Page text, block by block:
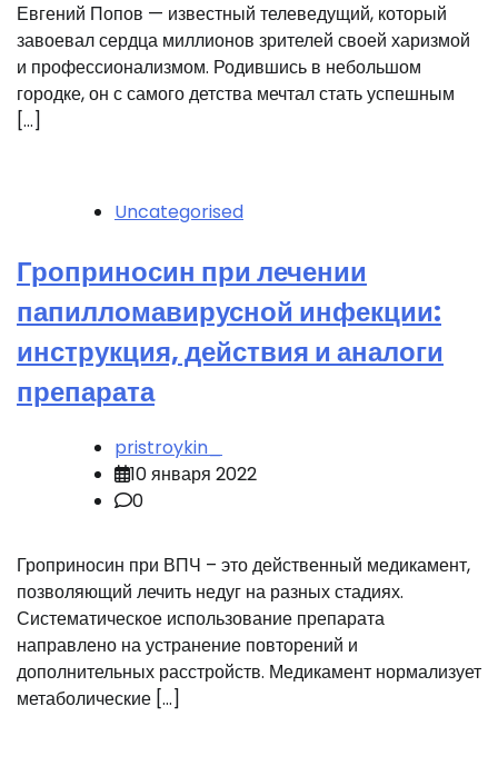
Евгений Попов — известный телеведущий, который
завоевал сердца миллионов зрителей своей харизмой
и профессионализмом. Родившись в небольшом
городке, он с самого детства мечтал стать успешным
[…]
Uncategorised
Гроприносин при лечении
папилломавирусной инфекции:
инструкция, действия и аналоги
препарата
pristroykin_
10 января 2022
0
Гроприносин при ВПЧ – это действенный медикамент,
позволяющий лечить недуг на разных стадиях.
Систематическое использование препарата
направлено на устранение повторений и
дополнительных расстройств. Медикамент нормализует
метаболические […]